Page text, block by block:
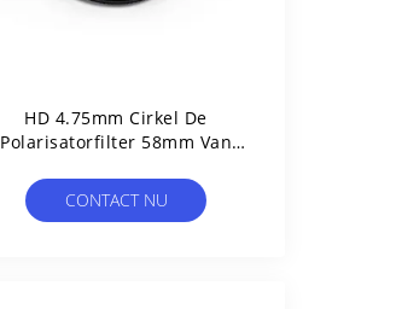
HD 4.75mm Cirkel De
Polarisatorfilter 58mm Van
CONTACT NU